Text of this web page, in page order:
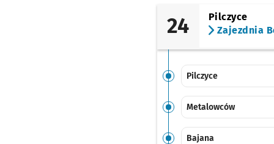
24
Pilczyce
Zajezdnia
Pilczyce
Metalowców
Bajana